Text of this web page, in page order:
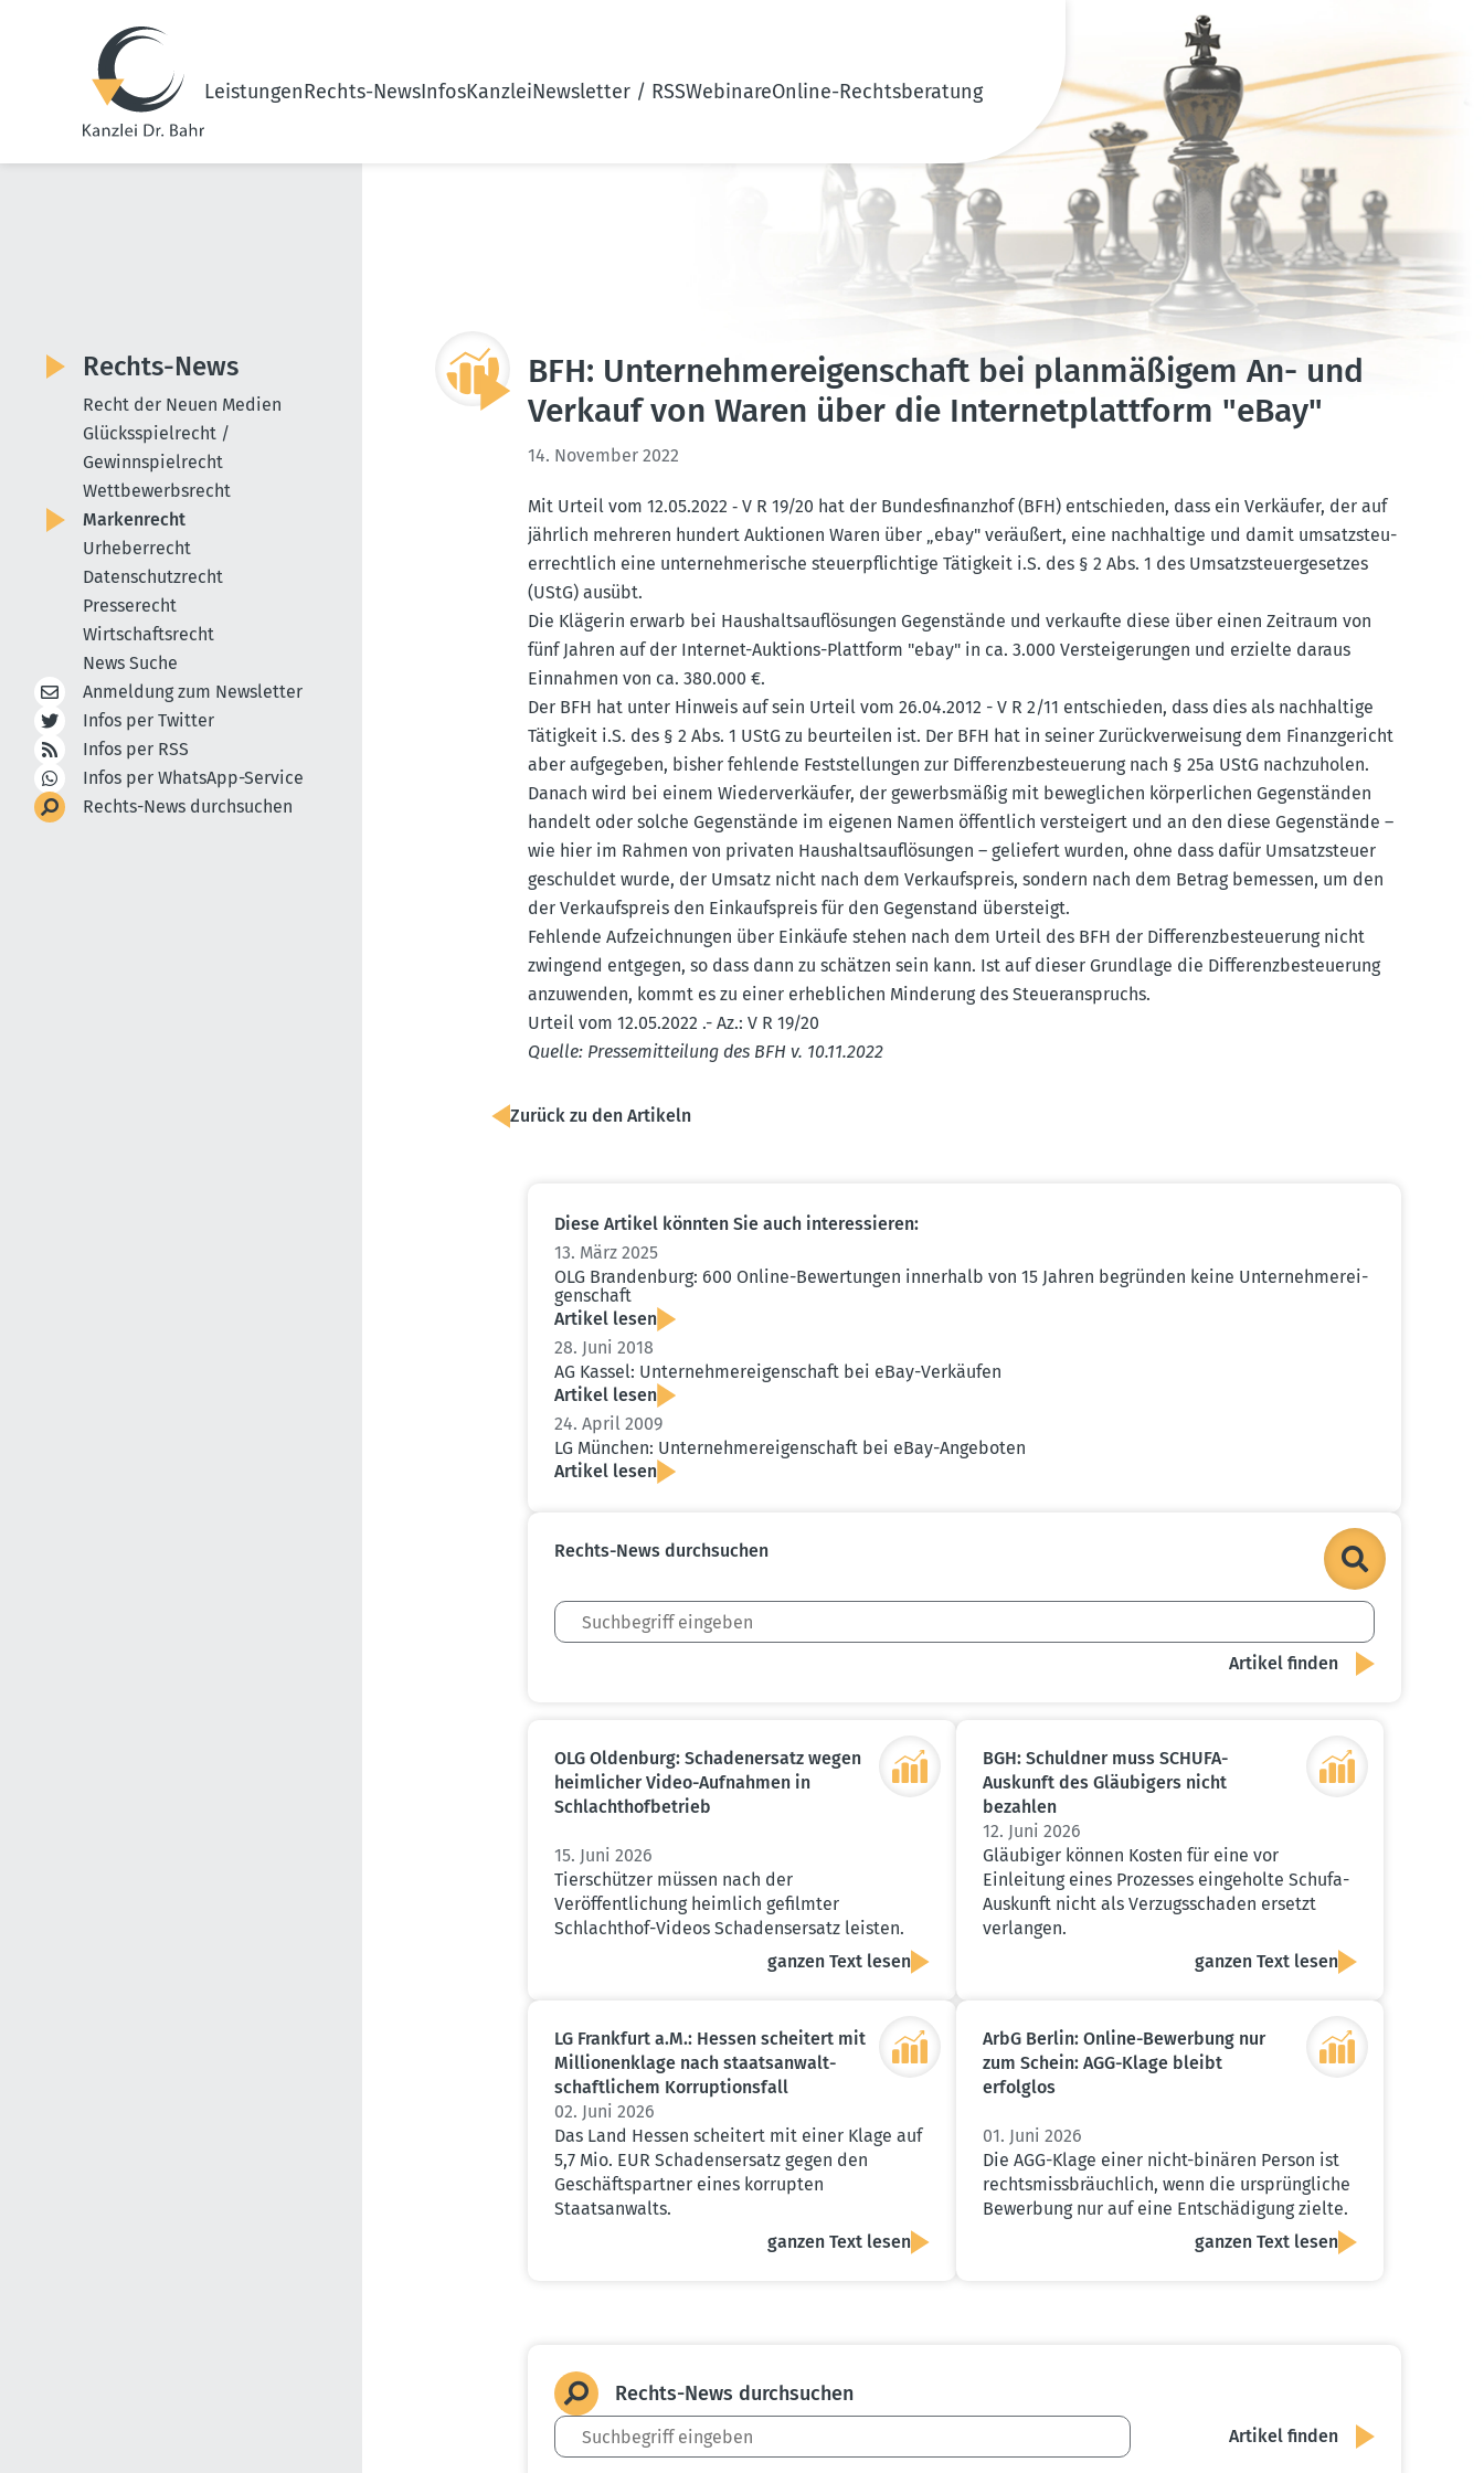
LeistungenRechts-NewsInfosKanzleiNewsletter / RSSWebinareOnline-Rechtsberatung
BFH: Unter­neh­mer­ei­gen­schaft bei planmä­ßigem An- und
Verkauf von Waren über die Inter­net­plattform "eBay"
14. November 2022
Mit Urteil vom 12.05.2022 ‑ V R 19/20 hat der Bundes­fi­nanzhof (BFH) entschieden, dass ein Verkäufer, der auf
jährlich mehreren hundert Auktionen Waren über „ebay" veräußert, eine nachhaltige und damit umsatz­steu­
er­rechtlich eine unter­neh­me­rische steuer­pflichtige Tätigkeit i.S. des § 2 Abs. 1 des Umsatz­steu­er­ge­setzes
(UStG) ausübt.
Die Klägerin erwarb bei Haushalts­auf­lö­sungen Gegen­stände und verkaufte diese über einen Zeitraum von
fünf Jahren auf der Internet-Auktions-Plattform "ebay" in ca. 3.000 Verstei­ge­rungen und erzielte daraus
Einnahmen von ca. 380.000 €.
Der BFH hat unter Hinweis auf sein Urteil vom 26.04.2012 - V R 2/11 entschieden, dass dies als nachhaltige
Tätigkeit i.S. des § 2 Abs. 1 UStG zu beurteilen ist. Der BFH hat in seiner Zurück­ver­weisung dem Finanz­ge­richt
aber aufge­geben, bisher fehlende Feststel­lungen zur Diffe­renz­be­steuerung nach § 25a UStG nachzu­holen.
Danach wird bei einem Wieder­ver­käufer, der gewerbs­mäßig mit beweg­lichen körper­lichen Gegen­ständen
handelt oder solche Gegen­stände im eigenen Namen öffentlich versteigert und an den diese Gegen­stände –
wie hier im Rahmen von privaten Haushalts­auf­lö­sungen – geliefert wurden, ohne dass dafür Umsatz­steuer
geschuldet wurde, der Umsatz nicht nach dem Verkaufs­preis, sondern nach dem Betrag bemessen, um den
der Verkaufs­preis den Einkaufs­preis für den Gegen­stand übersteigt.
Fehlende Aufzeich­nungen über Einkäufe stehen nach dem Urteil des BFH der Diffe­renz­be­steuerung nicht
zwingend entgegen, so dass dann zu schätzen sein kann. Ist auf dieser Grundlage die Diffe­renz­be­steuerung
anzuwenden, kommt es zu einer erheb­lichen Minderung des Steuer­an­spruchs.
Urteil vom 12.05.2022 .- Az.: V R 19/20
Quelle: Presse­mit­teilung des BFH v. 10.11.2022
Zurück zu den Artikeln
Diese Artikel könnten Sie auch inter­es­sieren:
13. März 2025
OLG Brandenburg: 600 Online-Bewer­tungen innerhalb von 15 Jahren begründen keine Unter­neh­mer­ei­
gen­schaft
Artikel lesen
28. Juni 2018
AG Kassel: Unter­neh­mer­ei­gen­schaft bei eBay-Verkäufen
Artikel lesen
24. April 2009
LG München: Unter­neh­mer­ei­gen­schaft bei eBay-Angeboten
Artikel lesen
Rechts-News durch­suchen
OLG Oldenburg: Schaden­ersatz wegen
heimlicher Video-Aufnahmen in
Schlacht­hof­be­trieb
15. Juni 2026
Tierschützer müssen nach der
Veröffentlichung heimlich gefilmter
Schlachthof-Videos Schadensersatz leisten.
ganzen Text lesen
BGH: Schuldner muss SCHUFA-
Auskunft des Gläubigers nicht
bezahlen
12. Juni 2026
Gläubiger können Kosten für eine vor
Einleitung eines Prozesses eingeholte Schufa-
Auskunft nicht als Verzugsschaden ersetzt
verlangen.
ganzen Text lesen
LG Frankfurt a.M.: Hessen scheitert mit
Millio­nen­klage nach staats­an­walt­
schaft­lichem Korrup­ti­onsfall
02. Juni 2026
Das Land Hessen scheitert mit einer Klage auf
5,7 Mio. EUR Schadensersatz gegen den
Geschäftspartner eines korrupten
Staatsanwalts.
ganzen Text lesen
ArbG Berlin: Online-Bewerbung nur
zum Schein: AGG-Klage bleibt
erfolglos
01. Juni 2026
Die AGG-Klage einer nicht-binären Person ist
rechtsmissbräuchlich, wenn die ursprüngliche
Bewerbung nur auf eine Entschädigung zielte.
ganzen Text lesen
Rechts-News durch­suchen
Rechts-News
Recht der Neuen Medien
Glücksspielrecht /
Gewinnspielrecht
Wettbewerbsrecht
Markenrecht
Urheberrecht
Datenschutzrecht
Presserecht
Wirtschaftsrecht
News Suche
Anmeldung zum Newsletter
Infos per Twitter
Infos per RSS
Infos per WhatsApp-Service
Rechts-News durchsuchen